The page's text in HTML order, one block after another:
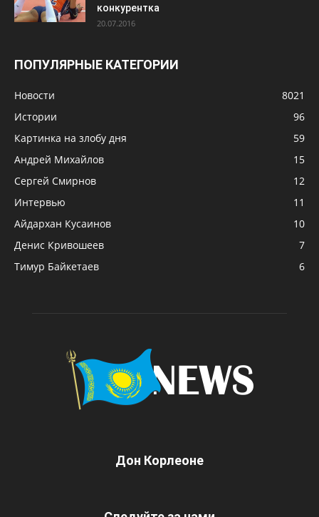
конкурентка
20.07.2016
ПОПУЛЯРНЫЕ КАТЕГОРИИ
Новости
8021
Истории
96
Картинка на злобу дня
59
Андрей Михайлов
15
Сергей Смирнов
12
Интервью
11
Айдархан Кусаинов
10
Денис Кривошеев
7
Тимур Байкетаев
6
Дон Корлеоне